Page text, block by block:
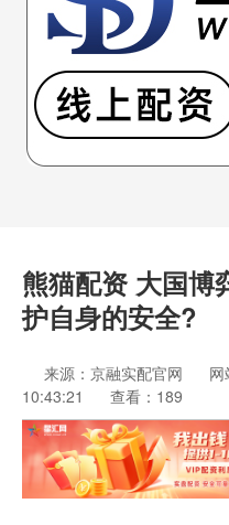
熊猫配资 大国博
护自身的安全?
来源：京融实配官网
10:43:21
查看：189